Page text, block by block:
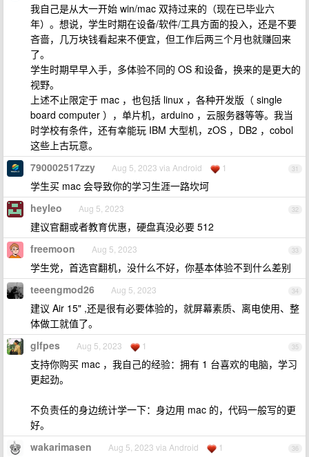
我自己是从大一开始 win/mac 双持过来的（现在已毕业六
年）。想说，学生时期在设备/软件/工具方面的投入，还是不要
吝啬，几万块钱看起来不便宜，但工作后两三个月也就赚回来
了。
学生时期早早入手，多体验不同的 OS 和设备，换来的是更大的
视野。
上述不止限定于 mac ，也包括 linux ，各种开发版（ single
board computer ），单片机，arduino ，云服务器等等。我当
时学校有条件，还有幸能玩 IBM 大型机，zOS ，DB2 ，cobol
这些上古玩意。
31
790002517zzy Aug 5, 2023 via Android 1
学生买 mac 会导致你的学习生涯一路坎坷
32
heyleo Aug 5, 2023
建议官翻或者教育优惠，硬盘真没必要 512
33
freemoon Aug 5, 2023
学生党，首选官翻机，没什么不好，你基本体验不到什么差别
34
teeengmod26 Aug 5, 2023
建议 Air 15" ,还是很有必要体验的，就屏幕素质、离电使用、整
体做工就值了。
35
glfpes Aug 5, 2023 1
支持你购买 mac ，我自己的经验：拥有 1 台喜欢的电脑，学习
更起劲。
不负责任的身边统计学一下：身边用 mac 的，代码一般写的更
好。
36
wakarimasen Aug 5, 2023 via Android 1